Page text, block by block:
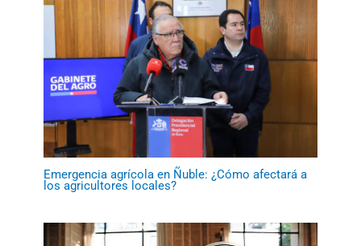
Emergencia agrícola en Ñuble: ¿Cómo afectará a
los agricultores locales?